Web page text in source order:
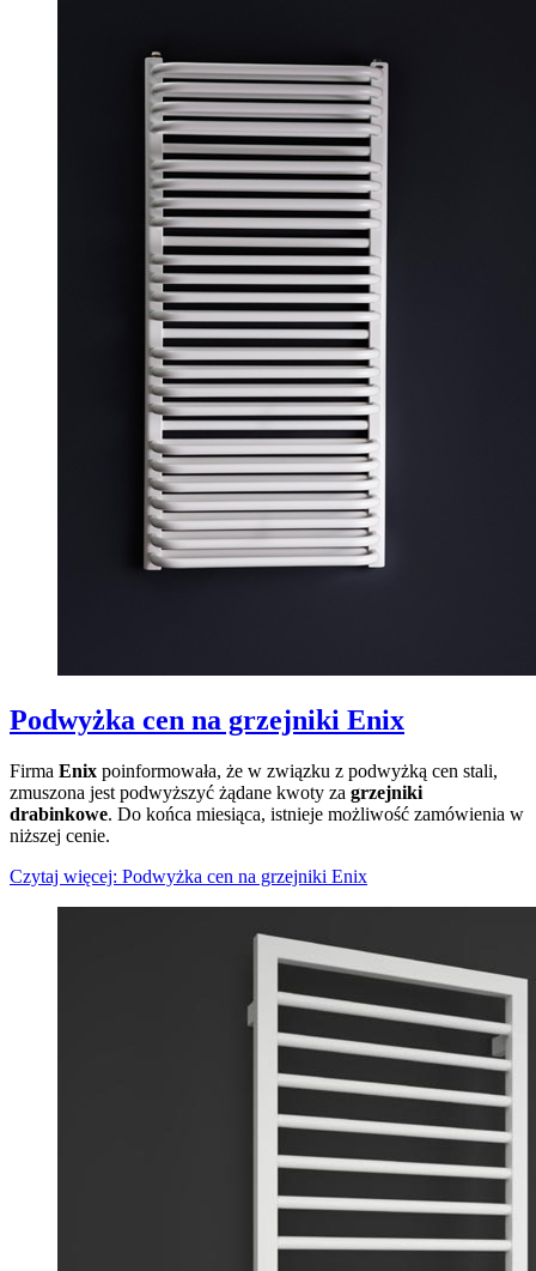
Podwyżka cen na grzejniki Enix
Firma Enix poinformowała, że w związku z podwyżką cen stali,
zmuszona jest podwyższyć żądane kwoty za grzejniki
drabinkowe. Do końca miesiąca, istnieje możliwość zamówienia w
niższej cenie.
Czytaj więcej: Podwyżka cen na grzejniki Enix